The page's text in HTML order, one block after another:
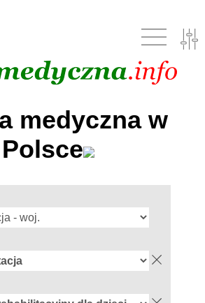
medyczna w
Polsce